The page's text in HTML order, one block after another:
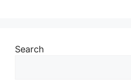
Search